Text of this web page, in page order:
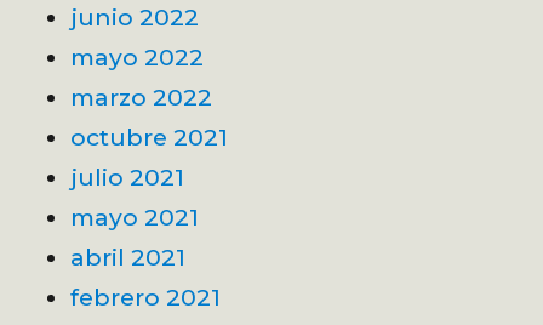
junio 2022
mayo 2022
marzo 2022
octubre 2021
julio 2021
mayo 2021
abril 2021
febrero 2021